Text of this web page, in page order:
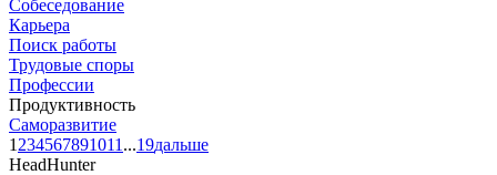
Собеседование
Карьера
Поиск работы
Трудовые споры
Профессии
Продуктивность
Саморазвитие
1 234567891011 ...19дальше
HeadHunter